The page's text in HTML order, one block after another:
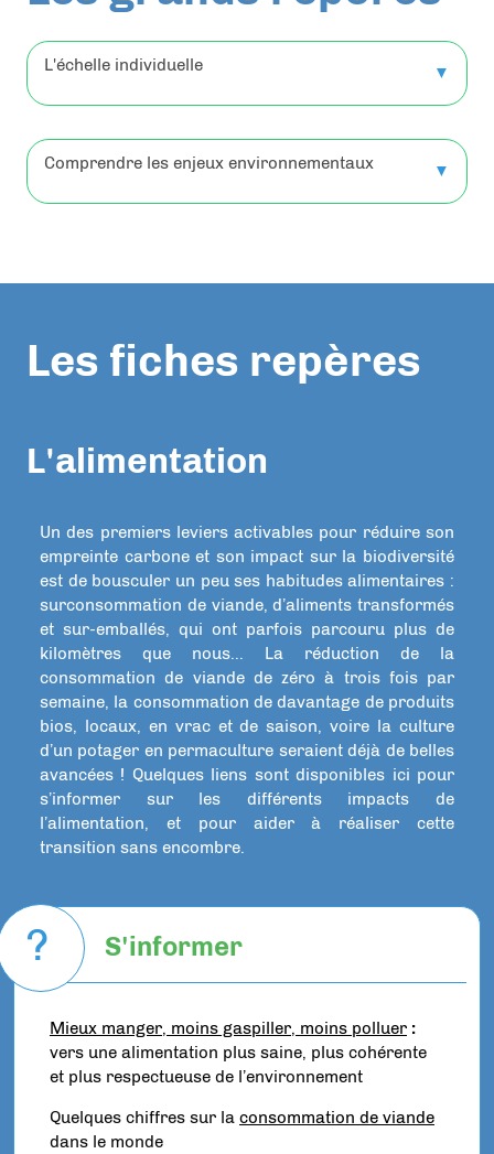
L'échelle individuelle ▼
Comprendre les enjeux environnementaux ▼
Les fiches repères
L'alimentation
Un des premiers leviers activables pour réduire son
empreinte carbone et son impact sur la biodiversité
est de bousculer un peu ses habitudes alimentaires :
surconsommation de viande, d’aliments transformés
et sur-emballés, qui ont parfois parcouru plus de
kilomètres que nous... La réduction de la
consommation de viande de zéro à trois fois par
semaine, la consommation de davantage de produits
bios, locaux, en vrac et de saison, voire la culture
d’un potager en permaculture seraient déjà de belles
avancées ! Quelques liens sont disponibles ici pour
s’informer sur les différents impacts de
l’alimentation, et pour aider à réaliser cette
transition sans encombre.
? S'informer
Mieux manger, moins gaspiller, moins polluer :
vers une alimentation plus saine, plus cohérente
et plus respectueuse de l’environnement
Quelques chiffres sur la consommation de viande
dans le monde